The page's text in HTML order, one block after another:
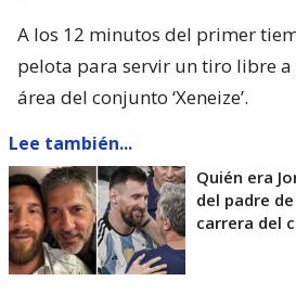
A los 12 minutos del primer
pelota para servir un tiro libre
área del conjunto ‘Xeneize’.
Lee también...
Quién era
del padre
carrera del